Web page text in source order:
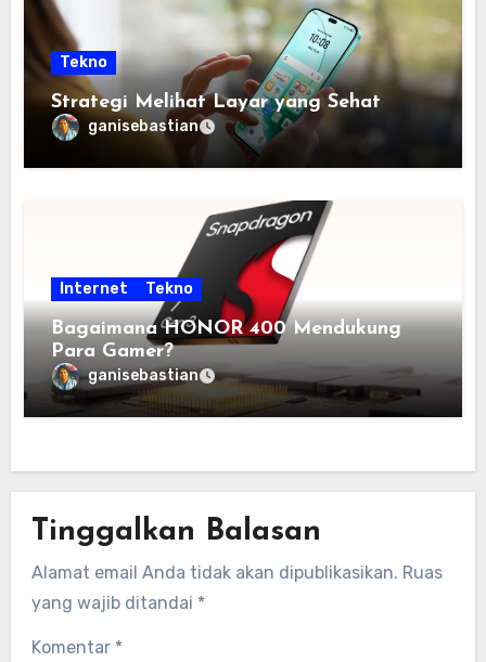
Tekno
Strategi Melihat Layar yang Sehat
ganisebastian
Internet Tekno
Bagaimana HONOR 400 Mendukung
Para Gamer?
ganisebastian
Tinggalkan Balasan
Alamat email Anda tidak akan dipublikasikan. Ruas
yang wajib ditandai *
Komentar *